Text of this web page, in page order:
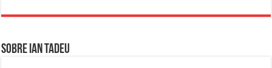
Sobre Ian Tadeu